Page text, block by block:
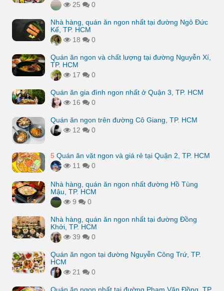
25
0
Nhà hàng, quán ăn ngon nhất tại đường Ngô Đức
Kế, TP. HCM
18
0
Quán ăn ngon và chất lượng tại đường Nguyễn Xí,
TP. HCM
17
0
Quán ăn gia đình ngon nhất ở Quận 3, TP. HCM
16
0
Quán ăn ngon trên đường Cô Giang, TP. HCM
12
0
5 Quán ăn vặt ngon và giá rẻ tại Quận 2, TP. HCM
11
0
Nhà hàng, quán ăn ngon nhất đường Hồ Tùng
Mậu, TP. HCM
9
0
Nhà hàng, quán ăn ngon nhất tại đường Đồng
Khởi, TP. HCM
39
0
Quán ăn ngon tại đường Nguyễn Công Trứ, TP.
HCM
21
0